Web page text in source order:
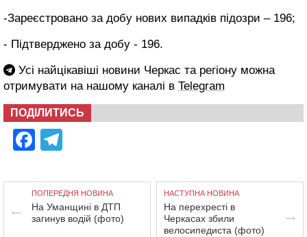
-Зареєстровано за добу нових випадків підозри – 196;
- Підтверджено за добу - 196.
Усі найцікавіші новини Черкас та регіону можна
отримувати на нашому каналі в Telegram
ПОДІЛИТИСЬ
Facebook
ПОПЕРЕДНЯ НОВИНА
На Уманщині в ДТП
загинув водій (фото)
НАСТУПНА НОВИНА
На перехресті в
Черкасах збили
велосипедиста (фото)